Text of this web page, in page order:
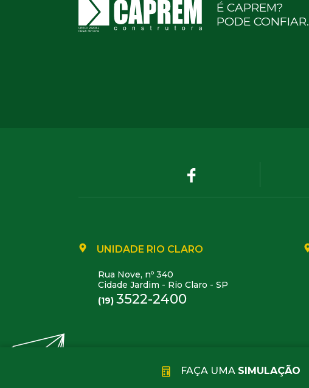
É CAPREM?
PODE CONFIAR.
FAÇA UMA SIMULAÇÃO
UNIDADE RIO CLARO
Rua Nove, nº 340
Cidade Jardim - Rio Claro - SP
(19) 3522-2400